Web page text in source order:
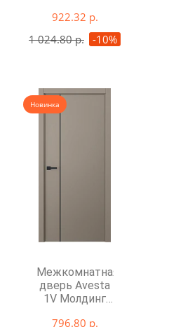
922.32 р.
1 024.80 р. -10%
Новинка
Межкомнатная
дверь Avesta
1V Молдинг
796.80 р.